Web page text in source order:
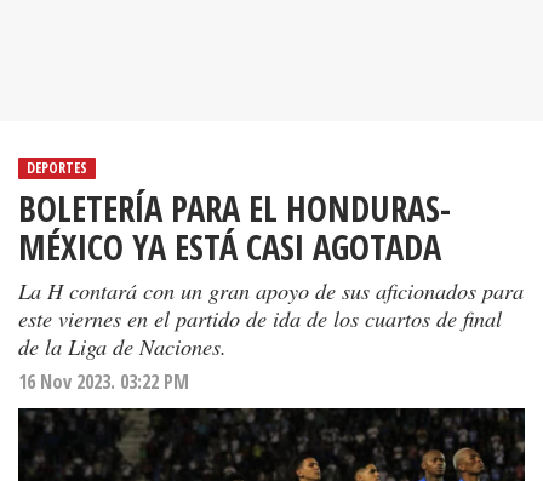
DEPORTES
BOLETERÍA PARA EL HONDURAS-
MÉXICO YA ESTÁ CASI AGOTADA
La H contará con un gran apoyo de sus aficionados para
este viernes en el partido de ida de los cuartos de final
de la Liga de Naciones.
16 Nov 2023. 03:22 PM